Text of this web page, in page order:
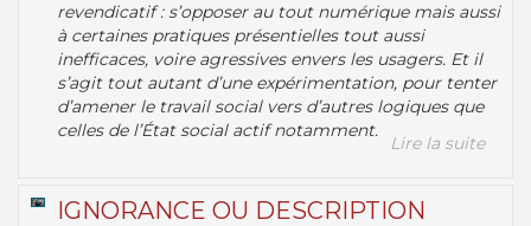
revendicatif : s’opposer au tout numérique mais aussi
à certaines pratiques présentielles tout aussi
inefficaces, voire agressives envers les usagers. Et il
s’agit tout autant d’une expérimentation, pour tenter
d’amener le travail social vers d’autres logiques que
celles de l’État social actif notamment.
Lire la suite
IGNORANCE OU DESCRIPTION